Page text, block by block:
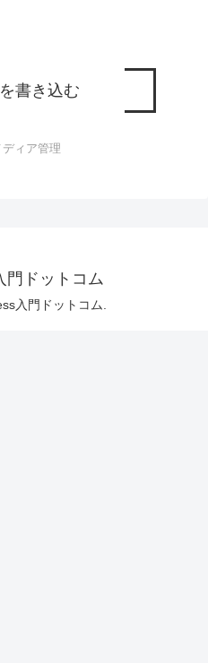
書き込む
ィア管理
門ドットコム
入門ドットコム.